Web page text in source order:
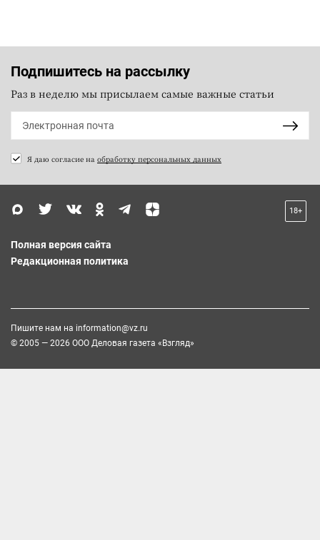
Подпишитесь на рассылку
Раз в неделю мы присылаем самые важные статьи
Я даю согласие на обработку персональных данных
18+
Полная версия сайта
Редакционная политика
Пишите нам на information@vz.ru
© 2005 — 2026 ООО Деловая газета «Взгляд»